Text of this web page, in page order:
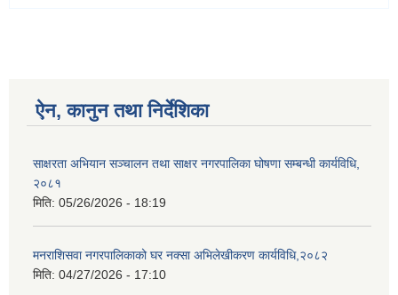
ऐन, कानुन तथा निर्देशिका
साक्षरता अभियान सञ्चालन तथा साक्षर नगरपालिका घोषणा सम्बन्धी कार्यविधि,
२०८१
मिति: 05/26/2026 - 18:19
मनराशिसवा नगरपालिकाको घर नक्सा अभिलेखीकरण कार्यविधि,२०८२
मिति: 04/27/2026 - 17:10